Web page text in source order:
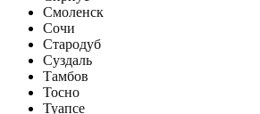
Смоленск
Сочи
Стародуб
Суздаль
Тамбов
Тосно
Туапсе